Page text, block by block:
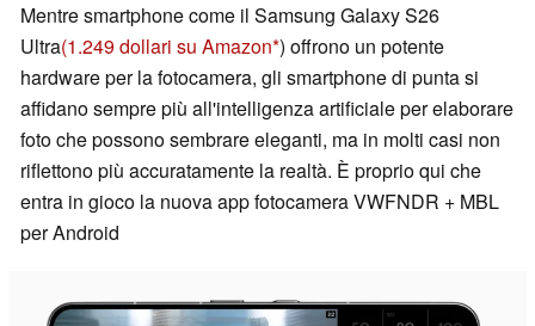
Mentre smartphone come il Samsung Galaxy S26
Ultra(1.249 dollari su Amazon ) offrono un potente
hardware per la fotocamera, gli smartphone di punta si
affidano sempre più all'intelligenza artificiale per elaborare
foto che possono sembrare eleganti, ma in molti casi non
riflettono più accuratamente la realtà. È proprio qui che
entra in gioco la nuova app fotocamera VWFNDR + MBL
per Android